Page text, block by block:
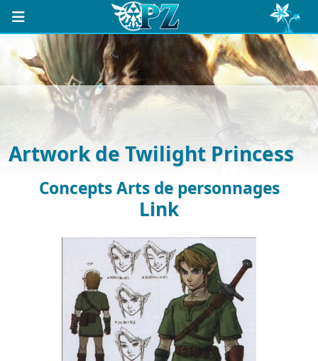
Artwork de Twilight Princess
Concepts Arts de personnages
Link